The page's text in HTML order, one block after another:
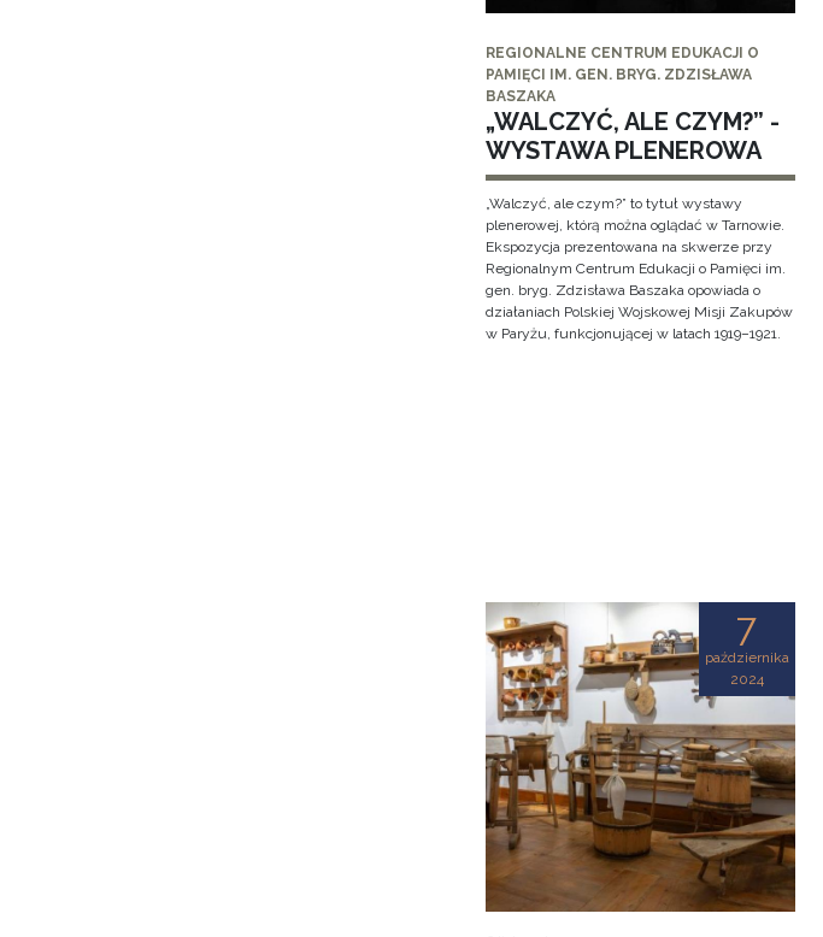
REGIONALNE CENTRUM EDUKACJI O
PAMIĘCI IM. GEN. BRYG. ZDZISŁAWA
BASZAKA
„WALCZYĆ, ALE CZYM?” -
WYSTAWA PLENEROWA
„Walczyć, ale czym?” to tytuł wystawy
plenerowej, którą można oglądać w Tarnowie.
Ekspozycja prezentowana na skwerze przy
Regionalnym Centrum Edukacji o Pamięci im.
gen. bryg. Zdzisława Baszaka opowiada o
działaniach Polskiej Wojskowej Misji Zakupów
w Paryżu, funkcjonującej w latach 1919–1921.
7
października
2024